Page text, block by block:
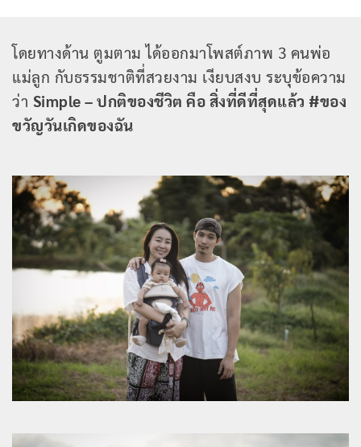
โดยทางด้าน ตูมตาม ได้ออกมาโพสต์ภาพ 3 คนพ่อ
แม่ลูก กับธรรมชาติที่สวยงาม เงียบสงบ ระบุข้อความ
ว่า Simple – ปกติของชีวิต คือ สิ่งที่ดีที่สุดแล้ว #ของ
ขวัญวันเกิดของฉัน